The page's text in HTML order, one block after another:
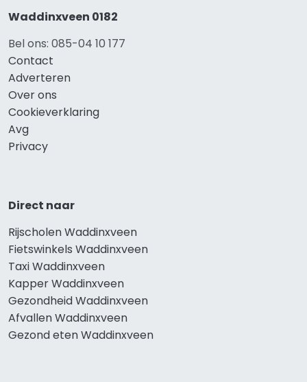
Waddinxveen 0182
Bel ons: 085-04 10 177
Contact
Adverteren
Over ons
Cookieverklaring
Avg
Privacy
Direct naar
Rijscholen Waddinxveen
Fietswinkels Waddinxveen
Taxi Waddinxveen
Kapper Waddinxveen
Gezondheid Waddinxveen
Afvallen Waddinxveen
Gezond eten Waddinxveen